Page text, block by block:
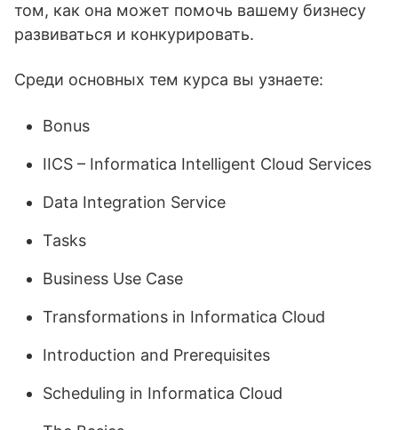
том, как она может помочь вашему бизнесу
развиваться и конкурировать.
Среди основных тем курса вы узнаете:
Bonus
IICS – Informatica Intelligent Cloud Services
Data Integration Service
Tasks
Business Use Case
Transformations in Informatica Cloud
Introduction and Prerequisites
Scheduling in Informatica Cloud